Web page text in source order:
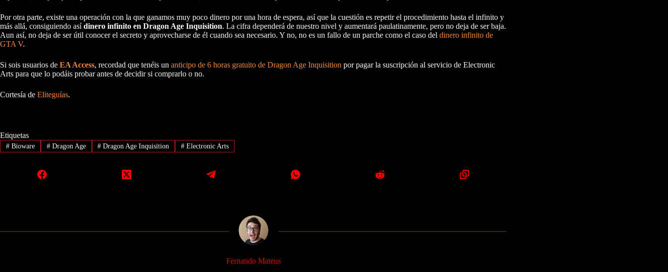
Por otra parte, existe una operación con la que ganamos muy poco dinero por una hora de espera, así que la cuestión es repetir el procedimiento hasta el infinito y
más allá, consiguiendo asídinero infinito en Dragon Age Inquisition. La cifra dependerá de nuestro nivel y aumentará paulatinamente, pero no deja de ser baja.
Aun así, no deja de ser útil conocer el secreto y aprovecharse de él cuando sea necesario. Y no, no es un fallo de un parche como el caso del dinero infinito de
GTA V.
Si sois usuarios de EA Access, recordad que tenéis un anticipo de 6 horas gratuito de Dragon Age Inquisition por pagar la suscripción al servicio de Electronic
Arts para que lo podáis probar antes de decidir si comprarlo o no.
Cortesía de Eliteguías.
Etiquetas
#Bioware #Dragon Age # Dragon Age Inquisition # Electronic Arts
Fernando Mateus